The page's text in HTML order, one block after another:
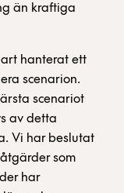
än kraftiga
hanterat ett
scenarion.
scenariot
av detta
Vi har beslutat
som
har